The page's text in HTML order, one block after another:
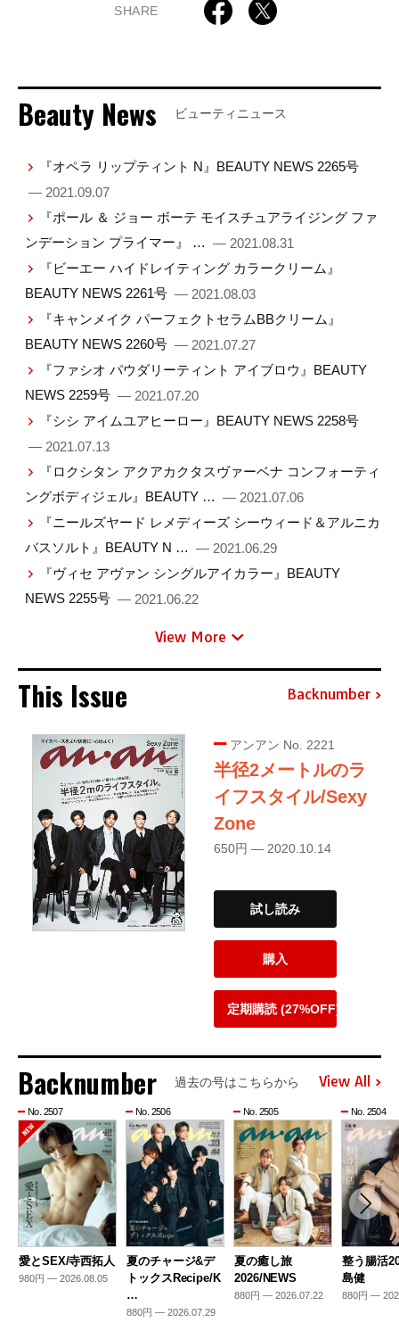
SHARE
Beauty News ビューティニュース
『オペラ リップティント N』BEAUTY NEWS 2265号
— 2021.09.07
『ポール ＆ ジョー ボーテ モイスチュアライジング ファ
ンデーション プライマー』 … — 2021.08.31
『ビーエー ハイドレイティング カラークリーム』
BEAUTY NEWS 2261号 — 2021.08.03
『キャンメイク パーフェクトセラムBBクリーム』
BEAUTY NEWS 2260号 — 2021.07.27
『ファシオ パウダリーティント アイブロウ』BEAUTY
NEWS 2259号 — 2021.07.20
『シシ アイムユアヒーロー』BEAUTY NEWS 2258号
— 2021.07.13
『ロクシタン アクアカクタスヴァーベナ コンフォーティ
ングボディジェル』BEAUTY … — 2021.07.06
『ニールズヤード レメディーズ シーウィード＆アルニカ
バスソルト』BEAUTY N … — 2021.06.29
『ヴィセ アヴァン シングルアイカラー』BEAUTY
NEWS 2255号 — 2021.06.22
View More
This Issue Backnumber
アンアン No. 2221
半径2メートルのラ
イフスタイル/Sexy
Zone
650円 — 2020.10.14
試し読み
購入
定期購読 (27%OFF)
Backnumber 過去の号はこちらから View All
No. 2507
愛とSEX/寺西拓人
980円 — 2026.08.05
No. 2506
夏のチャージ&デ
トックスRecipe/K
…
880円 — 2026.07.29
No. 2505
夏の癒し旅
2026/NEWS
880円 — 2026.07.22
No. 2504
整う腸活
島健
880円 —